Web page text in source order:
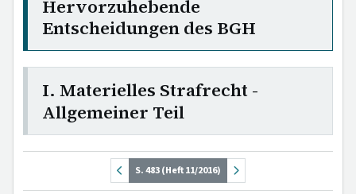
Hervorzuhebende
Entscheidungen des BGH
I. Materielles Strafrecht -
Allgemeiner Teil
S. 483 (Heft 11/2016)